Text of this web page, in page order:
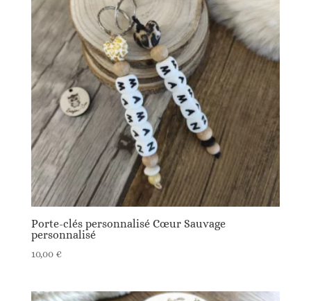
au
plus
ancien
Porte-clés personnalisé Cœur Sauvage
personnalisé
10,00 €